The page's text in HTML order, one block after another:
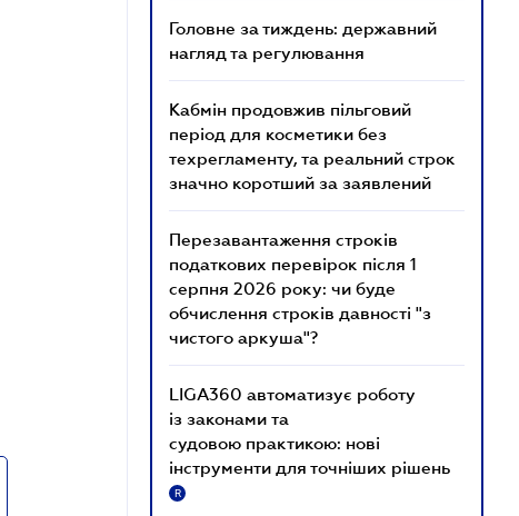
Головне за тиждень: державний
нагляд та регулювання
Кабмін продовжив пільговий
період для косметики без
техрегламенту, та реальний строк
значно коротший за заявлений
Перезавантаження строків
податкових перевірок після 1
серпня 2026 року: чи буде
обчислення строків давності "з
чистого аркуша"?
LIGA360 автоматизує роботу
із законами та
судовою практикою: нові
інструменти для точніших рішень
R